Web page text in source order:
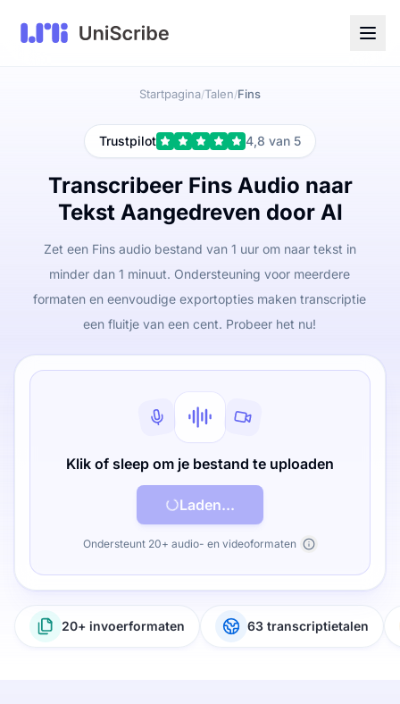
Startpagina/Talen/Fins
Trustpilot 4,8 van 5
Transcribeer Fins Audio naar
Tekst Aangedreven door AI
Zet een Fins audio bestand van 1 uur om naar tekst in
minder dan 1 minuut. Ondersteuning voor meerdere
formaten en eenvoudige exportopties maken transcriptie
een fluitje van een cent. Probeer het nu!
Klik of sleep om je bestand te uploaden
Laden...
Ondersteunt 20+ audio- en videoformaten
20+ invoerformaten 63 transcriptietalen